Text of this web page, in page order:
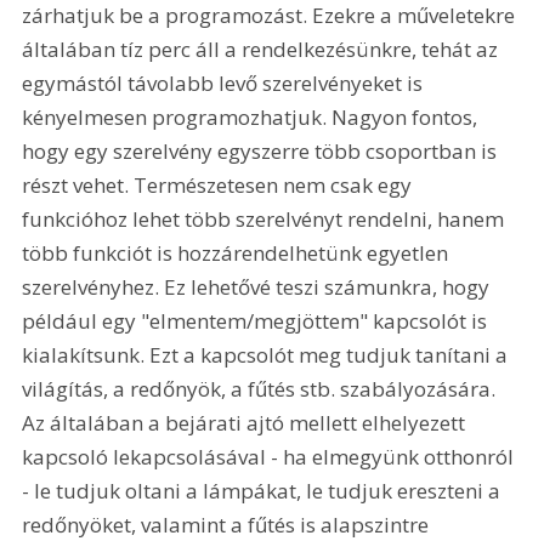
zárhatjuk be a programozást. Ezekre a műveletekre
általában tíz perc áll a rendelkezésünkre, tehát az
egymástól távolabb levő szerelvényeket is
kényelmesen programozhatjuk. Nagyon fontos,
hogy egy szerelvény egyszerre több csoportban is
részt vehet. Természetesen nem csak egy
funkcióhoz lehet több szerelvényt rendelni, hanem
több funkciót is hozzárendelhetünk egyetlen
szerelvényhez. Ez lehetővé teszi számunkra, hogy
például egy "elmentem/megjöttem" kapcsolót is
kialakítsunk. Ezt a kapcsolót meg tudjuk tanítani a
világítás, a redőnyök, a fűtés stb. szabályozására.
Az általában a bejárati ajtó mellett elhelyezett
kapcsoló lekapcsolásával - ha elmegyünk otthonról
- le tudjuk oltani a lámpákat, le tudjuk ereszteni a
redőnyöket, valamint a fűtés is alapszintre